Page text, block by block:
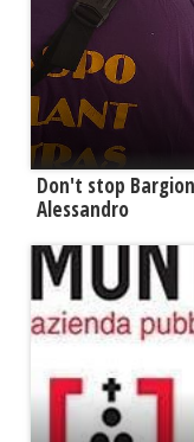
Don't stop
Alessandro